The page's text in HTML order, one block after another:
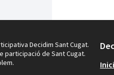
Decidim Sant Cugat.
participació de Sant Cugat.
Inici